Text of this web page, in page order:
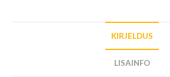
KIRJELDUS
LISAINFO